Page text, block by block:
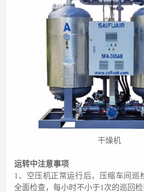
干燥机
运转中注意事项
1、空压机正常运行后，压缩车间巡
全面检查，每小时不小于1次的巡回检